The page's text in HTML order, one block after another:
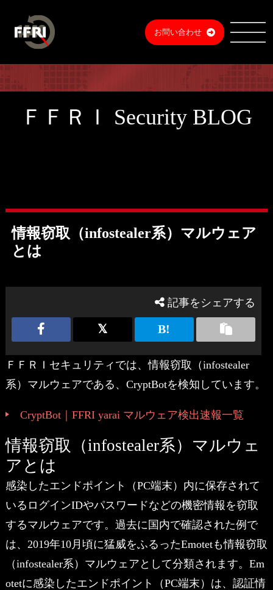
お問い合わせ
ＦＦＲＩ Security BLOG
情報窃取（infostealer系）マルウェア
とは
記事をシェアする
ＦＦＲＩセキュリティでは、情報窃取（infostealer
系）マルウェアである、CryptBotを検知しています。
CryptBot｜FFRI yarai マルウェア検出速報一覧
情報窃取（infostealer系）マルウェ
アとは
感染したエンドポイント（PC端末）内に保存されて
いるログインIDやパスワードなどの機密情報を窃取
するマルウェアです。過去に国内で確認された例で
は、2019年10月頃に猛威をふるったEmotetも情報窃取
（infostealer系）マルウェアとして分類されます。Em
otetに感染したエンドポイント（PC端末）は、認証情